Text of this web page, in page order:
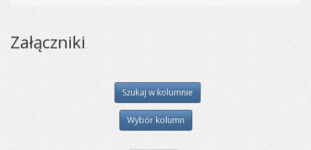
Załączniki
Szukaj w kolumnie
Wybór kolumn